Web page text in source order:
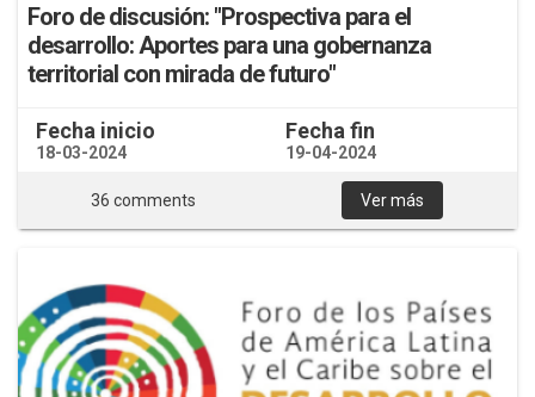
Foro de discusión: "Prospectiva para el
desarrollo: Aportes para una gobernanza
territorial con mirada de futuro"
Fecha inicio
18-03-2024
Fecha fin
19-04-2024
36 comments Ver más